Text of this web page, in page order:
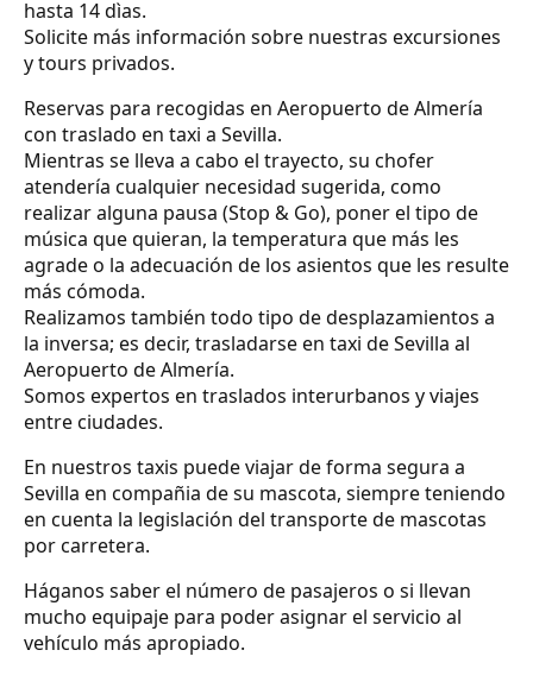
hasta 14 dìas.
Solicite más información sobre nuestras excursiones
y tours privados.
Reservas para recogidas en Aeropuerto de Almería
con traslado en taxi a Sevilla.
Mientras se lleva a cabo el trayecto, su chofer
atendería cualquier necesidad sugerida, como
realizar alguna pausa (Stop & Go), poner el tipo de
música que quieran, la temperatura que más les
agrade o la adecuación de los asientos que les resulte
más cómoda.
Realizamos también todo tipo de desplazamientos a
la inversa; es decir, trasladarse en taxi de Sevilla al
Aeropuerto de Almería.
Somos expertos en traslados interurbanos y viajes
entre ciudades.
En nuestros taxis puede viajar de forma segura a
Sevilla en compañia de su mascota, siempre teniendo
en cuenta la legislación del transporte de mascotas
por carretera.
Háganos saber el número de pasajeros o si llevan
mucho equipaje para poder asignar el servicio al
vehículo más apropiado.